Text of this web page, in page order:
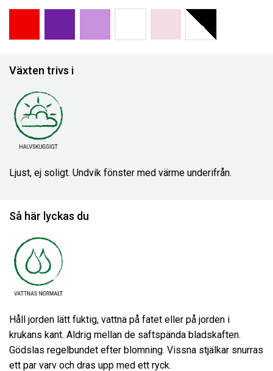
Växten trivs i
Ljust, ej soligt. Undvik fönster med värme underifrån.
Så här lyckas du
Håll jorden lätt fuktig, vattna på fatet eller på jorden i
krukans kant. Aldrig mellan de saftspända bladskaften.
Gödslas regelbundet efter blomning. Vissna stjälkar snurras
ett par varv och dras upp med ett ryck.